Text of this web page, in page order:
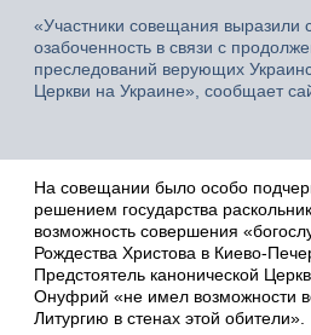
«Участники совещания выразили
озабоченность в связи с
преследований верующих
Церкви на Украине», сообщает
На совещании было особо
решением государства
возможность совершения
Рождества Христова в Киево-
Предстоятель канонической
Онуфрий «не имел возможности
Литургию в стенах этой обители».